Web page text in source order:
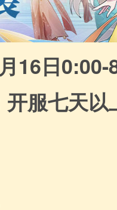
月16日
开服七天以